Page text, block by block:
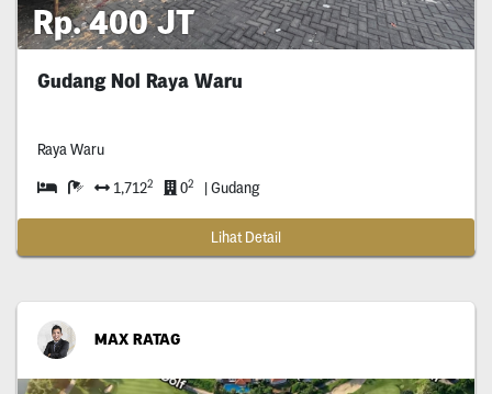
Rp. 400 JT
Gudang Nol Raya Waru
Raya Waru
1,7122 02 | Gudang
Lihat Detail
MAX RATAG